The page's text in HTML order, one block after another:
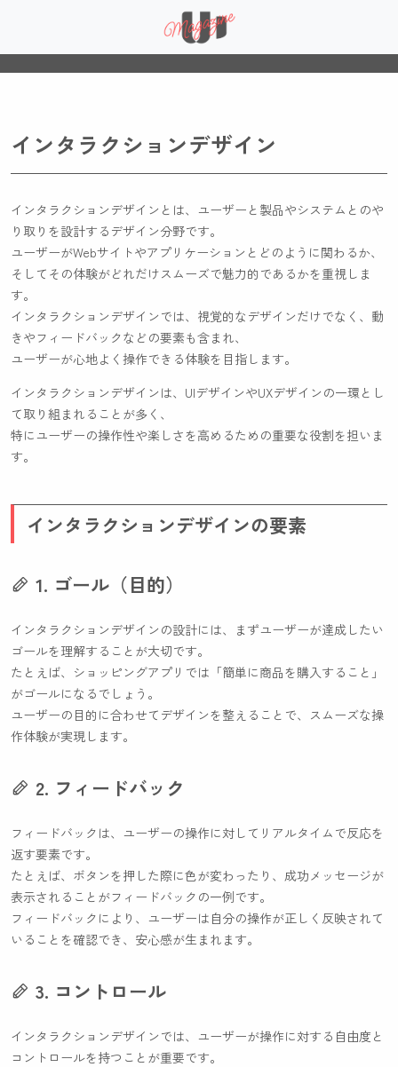
インタラクションデザイン
インタラクションデザインとは、ユーザーと製品やシステムとのや
り取りを設計するデザイン分野です。
ユーザーがWebサイトやアプリケーションとどのように関わるか、
そしてその体験がどれだけスムーズで魅力的であるかを重視しま
す。
インタラクションデザインでは、視覚的なデザインだけでなく、動
きやフィードバックなどの要素も含まれ、
ユーザーが心地よく操作できる体験を目指します。
インタラクションデザインは、UIデザインやUXデザインの一環とし
て取り組まれることが多く、
特にユーザーの操作性や楽しさを高めるための重要な役割を担いま
す。
インタラクションデザインの要素
1. ゴール（目的）
インタラクションデザインの設計には、まずユーザーが達成したい
ゴールを理解することが大切です。
たとえば、ショッピングアプリでは「簡単に商品を購入すること」
がゴールになるでしょう。
ユーザーの目的に合わせてデザインを整えることで、スムーズな操
作体験が実現します。
2. フィードバック
フィードバックは、ユーザーの操作に対してリアルタイムで反応を
返す要素です。
たとえば、ボタンを押した際に色が変わったり、成功メッセージが
表示されることがフィードバックの一例です。
フィードバックにより、ユーザーは自分の操作が正しく反映されて
いることを確認でき、安心感が生まれます。
3. コントロール
インタラクションデザインでは、ユーザーが操作に対する自由度と
コントロールを持つことが重要です。